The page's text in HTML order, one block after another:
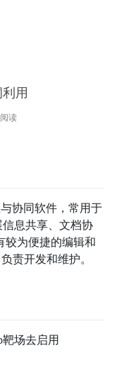
用
读
协同软件，常用于
息共享、文档协
较为便捷的编辑和
责开发和维护。
场去启用